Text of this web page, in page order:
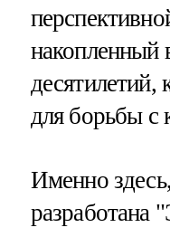
накопленный
десятилетий,
для борьбы с
Именно
разработана